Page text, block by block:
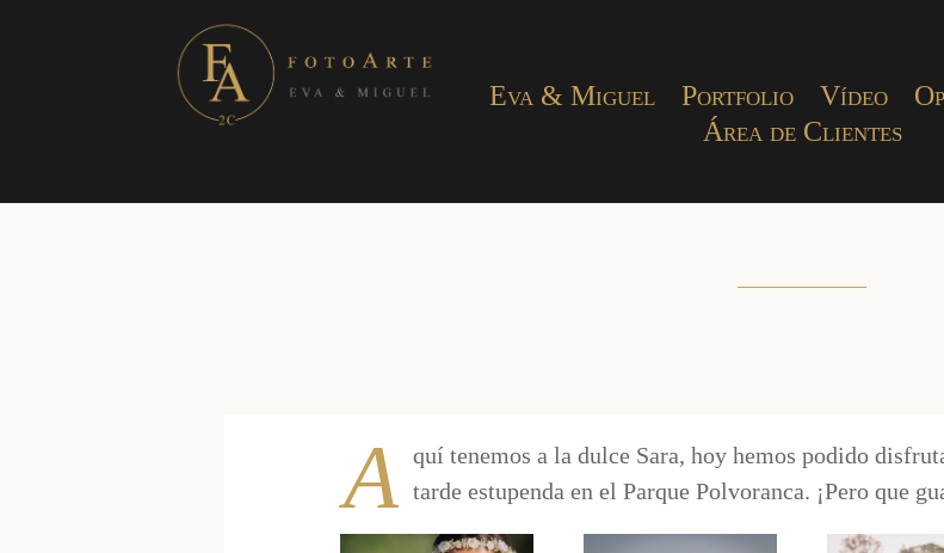
Eva & Miguel Portfolio Vídeo
Área de Clientes
A quí tenemos a la dulce Sara, hoy hemos podido
tarde estupenda en el Parque Polvoranca. ¡Pero que